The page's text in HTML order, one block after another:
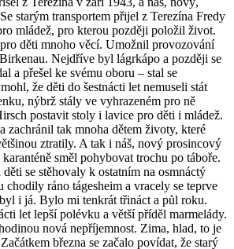
starým transportem přijel z Terezína Fredy
mládež, pro kterou později položil život.
děti mnoho věcí. Umožnil provozování
Nejdříve byl lágrkápo a později se
a přešel ke svému oboru – stal se
že děti do šestnácti let nemuseli stát
nýbrž stály ve vyhrazeném pro ně
postavit stoly i lavice pro děti i mládež.
zachránil tak mnoha dětem životy, které
ztratily. A tak i náš, nový prosincový
směl pohybovat trochu po táboře.
se stěhovaly k ostatním na osmnáctý
ráno tágesheim a vracely se teprve
i já. Bylo mi tenkrát třináct a půl roku.
let lepší polévku a větší příděl marmelády.
nová nepříjemnost. Zima, hlad, to je
března se začalo povídat, že starý